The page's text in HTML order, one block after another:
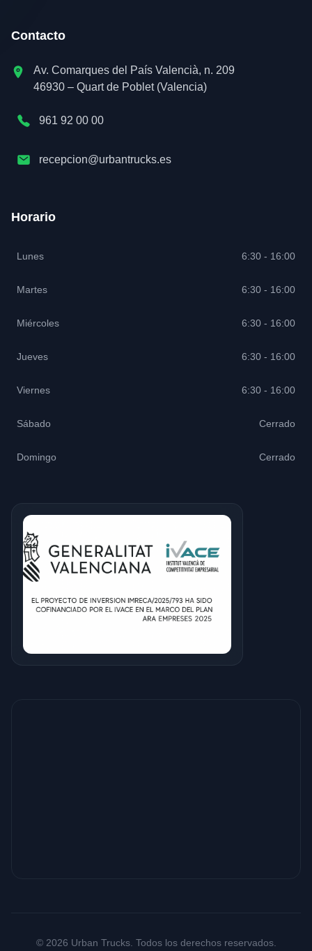
Contacto
Av. Comarques del País Valencià, n. 209
46930 – Quart de Poblet (Valencia)
961 92 00 00
recepcion@urbantrucks.es
Horario
Lunes 6:30 - 16:00
Martes 6:30 - 16:00
Miércoles 6:30 - 16:00
Jueves 6:30 - 16:00
Viernes 6:30 - 16:00
Sábado Cerrado
Domingo Cerrado
© 2026 Urban Trucks. Todos los derechos reservados.